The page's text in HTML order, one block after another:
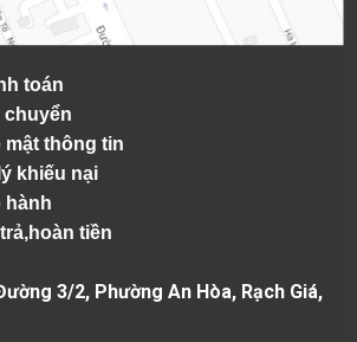
toán
chuyển
mật thông tin
khiếu nại
hành
tiền
3/2, Phường An Hòa, Rạch Giá,